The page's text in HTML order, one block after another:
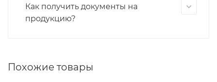
Как получить документы на
продукцию?
Похожие товары